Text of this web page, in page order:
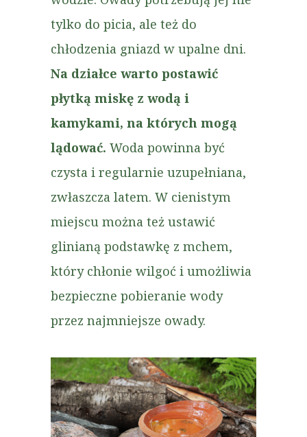
tylko do picia, ale też do
chłodzenia gniazd w upalne dni.
Na działce warto postawić
płytką miskę z wodą i
kamykami, na których mogą
lądować. Woda powinna być
czysta i regularnie uzupełniana,
zwłaszcza latem. W cienistym
miejscu można też ustawić
glinianą podstawkę z mchem,
który chłonie wilgoć i umożliwia
bezpieczne pobieranie wody
przez najmniejsze owady.